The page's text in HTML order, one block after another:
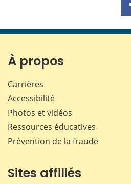
À propos
Carrières
Accessibilité
Photos et vidéos
Ressources éducatives
Prévention de la fraude
Sites affiliés